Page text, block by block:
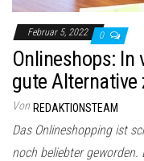
Februar 5, 2022 0
Onlineshops: In
gute
Von REDAKTIONSTEAM
Das Onlineshopping ist
noch beliebter